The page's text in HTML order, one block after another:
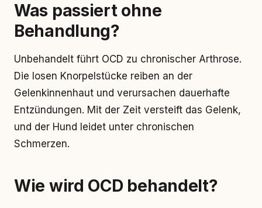
Was passiert ohne
Behandlung?
Unbehandelt führt OCD zu chronischer Arthrose.
Die losen Knorpelstücke reiben an der
Gelenkinnenhaut und verursachen dauerhafte
Entzündungen. Mit der Zeit versteift das Gelenk,
und der Hund leidet unter chronischen
Schmerzen.
Wie wird OCD behandelt?